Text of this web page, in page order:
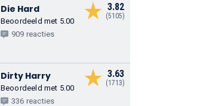
3.82
(5105)
Die Hard
Beoordeeld met 5.00
909 reacties
3.63
(1713)
Dirty Harry
Beoordeeld met 5.00
336 reacties